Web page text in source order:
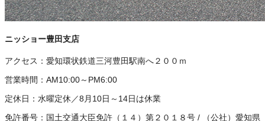
ニッショー豊田支店
アクセス： 愛知環状鉄道三河豊田駅南へ２００ｍ
営業時間： AM10:00～PM6:00
定休日： 水曜定休／8月10日～14日は休業
免許番号： 国土交通大臣免許（１４）第２０１８号 /
（公社）愛知県